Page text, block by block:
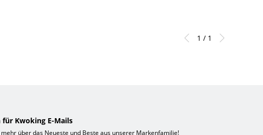
1 / 1
Kwoking E-Mails
über das Neueste und Beste aus unserer Markenfamilie!